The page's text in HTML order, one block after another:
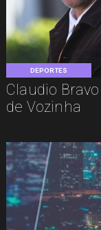
DEPORTES
Claudio
de Vozinha